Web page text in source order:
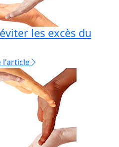
les excès du
l'article